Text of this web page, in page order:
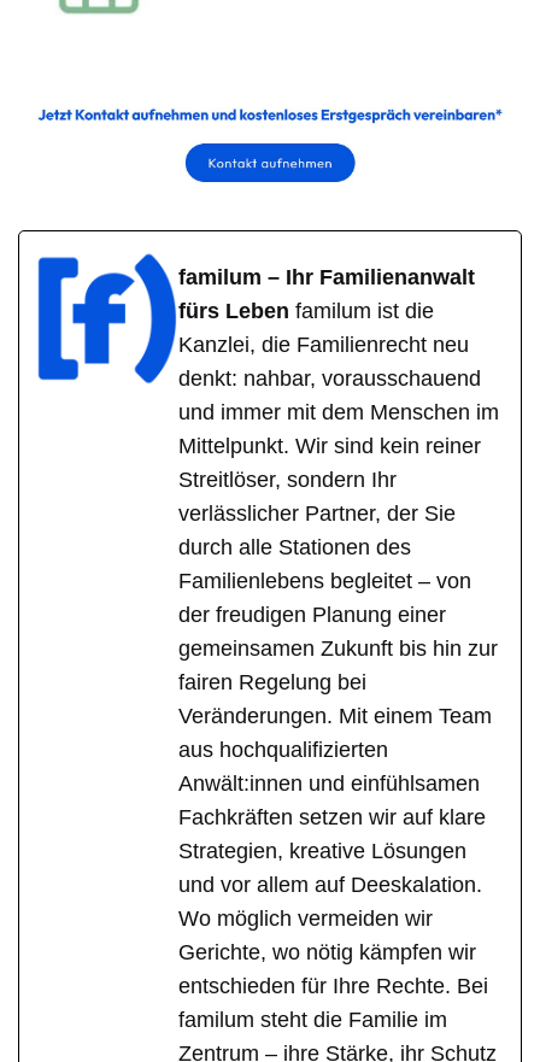
familum – Ihr Familienanwalt
fürs Leben familum ist die
Kanzlei, die Familienrecht neu
denkt: nahbar, vorausschauend
und immer mit dem Menschen im
Mittelpunkt. Wir sind kein reiner
Streitlöser, sondern Ihr
verlässlicher Partner, der Sie
durch alle Stationen des
Familienlebens begleitet – von
der freudigen Planung einer
gemeinsamen Zukunft bis hin zur
fairen Regelung bei
Veränderungen. Mit einem Team
aus hochqualifizierten
Anwält:innen und einfühlsamen
Fachkräften setzen wir auf klare
Strategien, kreative Lösungen
und vor allem auf Deeskalation.
Wo möglich vermeiden wir
Gerichte, wo nötig kämpfen wir
entschieden für Ihre Rechte. Bei
familum steht die Familie im
Zentrum – ihre Stärke, ihr Schutz